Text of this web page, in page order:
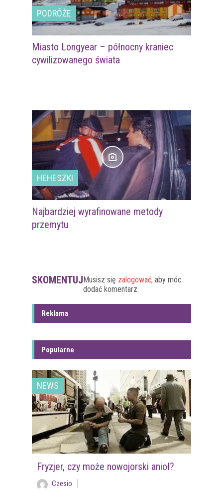
PODRÓŻE
Miasto Longyear – północny kraniec
cywilizowanego świata
HEHESZKI
Najbardziej wyrafinowane metody
przemytu
SKOMENTUJMusisz się zalogować, aby móc
dodać komentarz.
Reklama
Popularne
NEWS
Fryzjer, czy może nowojorski anioł?
Czesio